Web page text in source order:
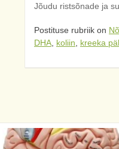
Jõudu ristsõnade ja
Postituse rubriik on
DHA koliin kreeka